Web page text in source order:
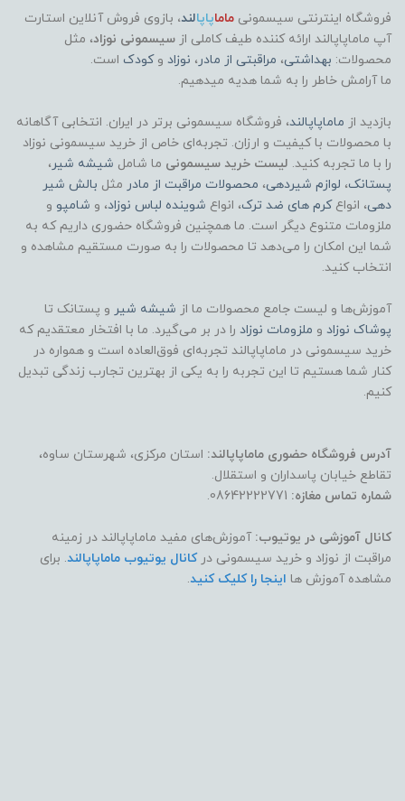
فروشگاه اینترنتی سیسمونی ماماپاپالند، بازوی فروش آنلاین استارت
آپ ماماپاپالند ارائه کننده طیف کاملی از سیسمونی نوزاد، مثل
محصولات: بهداشتی، مراقبتی از مادر ، نوزاد وکودک است.
ما آرامش خاطر را به شما هدیه میدهیم.
بازدید از ماماپاپالند، فروشگاه سیسمونی برتر در ایران. انتخابی آگاهانه
با محصولات با کیفیت و ارزان. تجربه‌ای خاص از خرید سیسمونی نوزاد
را با ما تجربه کنید. لیست خرید سیسمونی ما شامل شیشه شیر ،
پستانک، لوازم شیردهی، محصولات مراقبت از مادر مثل بالش شیر
دهی، انواعکرم های ضد ترک، انواع شوینده لباس نوزاد، و شامپو و
ملزومات متنوع دیگر است. ما همچنین فروشگاه حضوری داریم که به
شما این امکان را می‌دهد تا محصولات را به صورت مستقیم مشاهده و
انتخاب کنید.
آموزش‌ها و لیست جامع محصولات ما از شیشه شیر و پستانک تا
پوشاک نوزاد و ملزومات نوزاد را در بر می‌گیرد. ما با افتخار معتقدیم که
خرید سیسمونی در ماماپاپالند تجربه‌ای فوق‌العاده است و همواره در
کنار شما هستیم تا این تجربه را به یکی از بهترین تجارب زندگی تبدیل
کنیم.
آدرس فروشگاه حضوری ماماپاپالند: استان مرکزی، شهرستان ساوه،
تقاطع خیابان پاسداران و استقلال.
شماره تماس مغازه:
کانال آموزشی در یوتیوب: آموزش‌های مفید ماماپاپالند در زمینه
مراقبت از نوزاد و خرید سیسمونی درکانال یوتیوب ماماپاپالند. برای
مشاهده آموزش ها اینجا را کلیک کنید.